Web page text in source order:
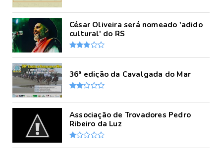
César Oliveira será nomeado 'adido
cultural' do RS
36ª edição da Cavalgada do Mar
Associação de Trovadores Pedro
Ribeiro da Luz